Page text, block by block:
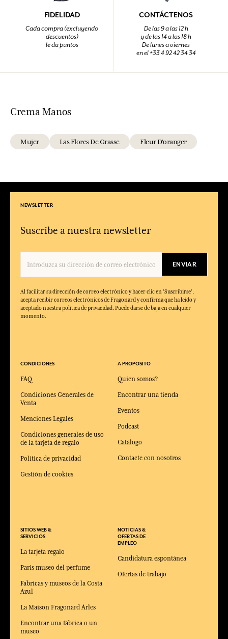
FIDELIDAD
Cada compra (excluyendo
descuentos)
le da puntos
CONTÁCTENOS
De las 9 a las 12 h
y de las 14 a las 18 h
De lunes a viernes
en el +33 4 92 42 34 34
Crema Manos
Mujer Las Flores De Grasse Fleur D'oranger
NEWSLETTER
Suscríbe a nuestra newsletter
ENVIAR
Al facilitar su dirección de correo electrónico y hacer clic en 'Suscribirse',
acepta recibir correos electrónicos de Fragonard y confirma que ha leído y
aceptado nuestra política de privacidad. Puede darse de baja en cualquier
momento.
CONDICIONES
FAQ
Condiciones Generales de
Venta
Menciones Legales
Condiciones generales de uso
de la tarjeta de regalo
Política de privacidad
Gestión de cookies
SITIOS WEB &
SERVICIOS
La tarjeta regalo
Paris museo del perfume
Fabricas y museos de la Costa
Azul
La Maison Fragonard Arles
Encontrar una fábrica o un
museo
A PROPOSITO
Quien somos?
Encontrar una tienda
Eventos
Podcast
Catálogo
Contacte con nosotros
NOTICIAS &
OFERTAS DE
EMPLEO
Candidatura espontánea
Ofertas de trabajo